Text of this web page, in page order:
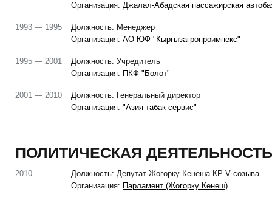
Организация: Джалал-Абадская пассажирская
1993 — 1995
Должность: Менеджер
Организация: АО ЮФ "Кыргызагропроимпекс"
1995 — 2001
Должность: Учредитель
Организация: ПКФ "Болот"
2001 — 2010
Должность: Генеральный директор
Организация: "Азия табак сервис"
ПОЛИТИЧЕСКАЯ
2010
Должность: Депутат Жогорку Кенеша КР V созыва
Организация: Парламент (Жогорку Кенеш)